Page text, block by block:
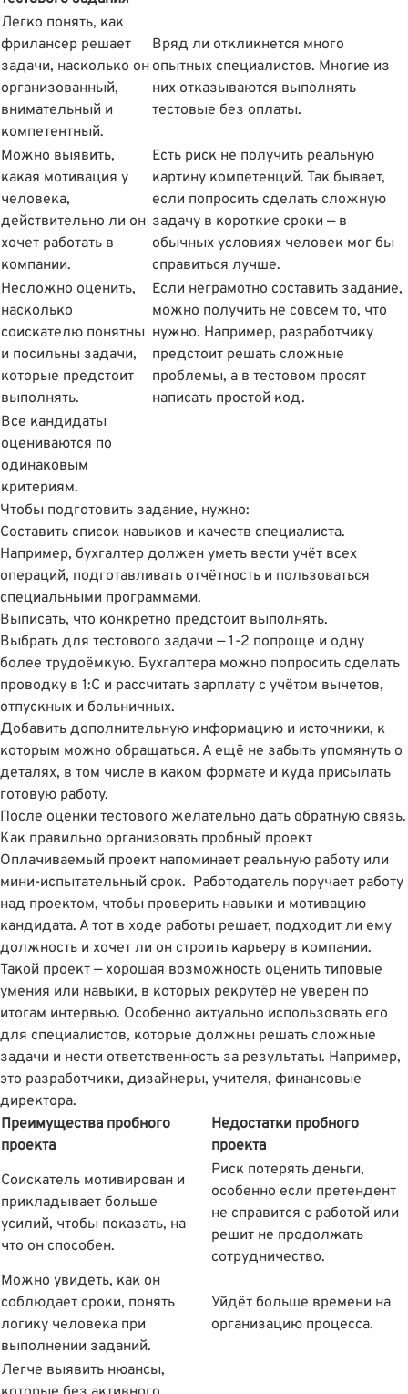
Легко понять, как
фрилансер решает
задачи, насколько он
организованный,
внимательный и
компетентный.
Вряд ли откликнется много
опытных специалистов. Многие из
них отказываются выполнять
тестовые без оплаты.
Можно выявить,
какая мотивация у
человека,
действительно ли он
хочет работать в
компании.
Есть риск не получить реальную
картину компетенций. Так бывает,
если попросить сделать сложную
задачу в короткие сроки — в
обычных условиях человек мог бы
справиться лучше.
Несложно оценить,
насколько
соискателю понятны
и посильны задачи,
которые предстоит
выполнять.
Если неграмотно составить задание,
можно получить не совсем то, что
нужно. Например, разработчику
предстоит решать сложные
проблемы, а в тестовом просят
написать простой код.
Все кандидаты
оцениваются по
одинаковым
критериям.
Чтобы подготовить задание, нужно:
Составить список навыков и качеств специалиста.
Например, бухгалтер должен уметь вести учёт всех
операций, подготавливать отчётность и пользоваться
специальными программами.
Выписать, что конкретно предстоит выполнять.
Выбрать для тестового задачи — 1-2 попроще и одну
более трудоëмкую. Бухгалтера можно попросить сделать
проводку в 1:С и рассчитать зарплату с учётом вычетов,
отпускных и больничных.
Добавить дополнительную информацию и источники, к
которым можно обращаться. А ещё не забыть упомянуть о
деталях, в том числе в каком формате и куда присылать
готовую работу.
После оценки тестового желательно дать обратную связь.
Как правильно организовать пробный проект
Оплачиваемый проект напоминает реальную работу или
мини-испытательный срок. Работодатель поручает работу
над проектом, чтобы проверить навыки и мотивацию
кандидата. А тот в ходе работы решает, подходит ли ему
должность и хочет ли он строить карьеру в компании.
Такой проект — хорошая возможность оценить типовые
умения или навыки, в которых рекрутëр не уверен по
итогам интервью. Особенно актуально использовать его
для специалистов, которые должны решать сложные
задачи и нести ответственность за результаты. Например,
это разработчики, дизайнеры, учителя, финансовые
директора.
Преимущества пробного
проекта
Недостатки пробного
проекта
Соискатель мотивирован и
прикладывает больше
усилий, чтобы показать, на
что он способен.
Риск потерять деньги,
особенно если претендент
не справится с работой или
решит не продолжать
сотрудничество.
Можно увидеть, как он
соблюдает сроки, понять
логику человека при
выполнении заданий.
Уйдёт больше времени на
организацию процесса.
Легче выявить нюансы,